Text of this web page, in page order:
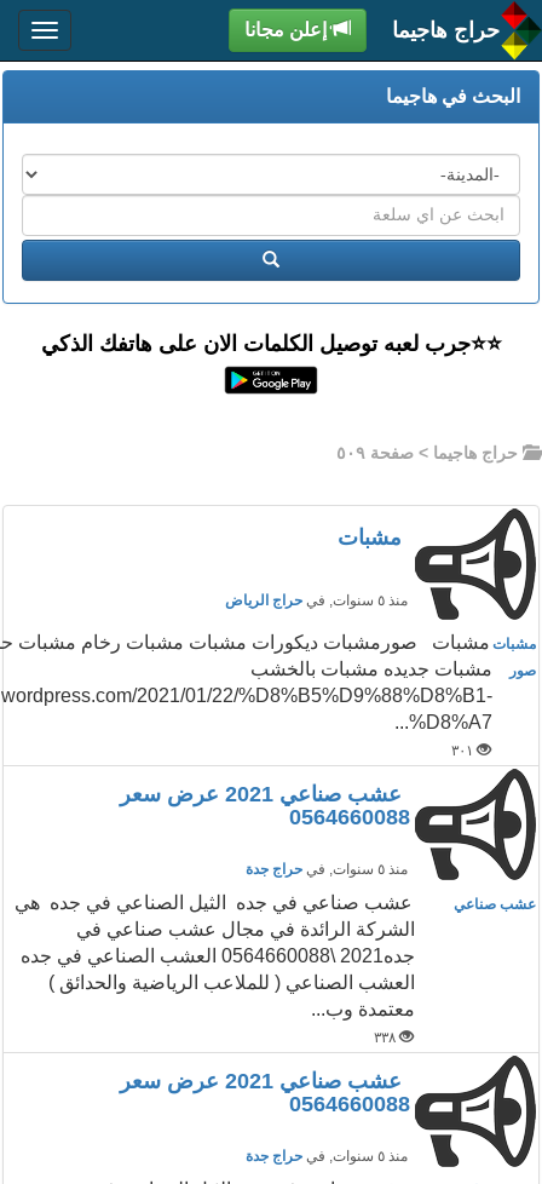
حراج هاجيما إعلن مجانا
البحث في هاجيما
المدن
اكتب
عبارة
البحث
ابحث
⭐️⭐جرب لعبه توصيل الكلمات الان على هاتفك الذكي
حراج هاجيما > صفحة ٥٠٩
مشبات
منذ ٥ سنوات , في حراج الرياض
مشبات
صور
مشبات صورمشبات ديكورات مشبات مشبات رخام مشبات
مشبات جديده مشبات بالخشب
2021/01/22/%D8%B5%D9%88%D8%B1-
%D8%A7...
٣٠١
عشب صناعي 2021 عرض سعر
0564660088
منذ ٥ سنوات , في حراج جدة
عشب صناعي
عشب صناعي في جده الثيل الصناعي في جده هي
الشركة الرائدة في مجال عشب صناعي في
جده2021 \0564660088 العشب الصناعي في جده
العشب الصناعي ( للملاعب الرياضية والحدائق )
معتمدة وب...
٣٣٨
عشب صناعي 2021 عرض سعر
0564660088
منذ ٥ سنوات , في حراج جدة